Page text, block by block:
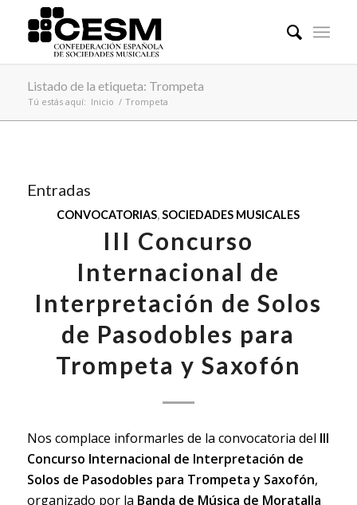
Listado de la etiqueta: Trompeta
Tú estás aquí: Inicio / Trompeta
Entradas
CONVOCATORIAS,SOCIEDADES MUSICALES
III Concurso
Internacional de
Interpretación de Solos
de Pasodobles para
Trompeta y Saxofón
Nos complace informarles de la convocatoria del III
Concurso Internacional de Interpretación de
Solos de Pasodobles para Trompeta y Saxofón,
organizado por la Banda de Música de Moratalla